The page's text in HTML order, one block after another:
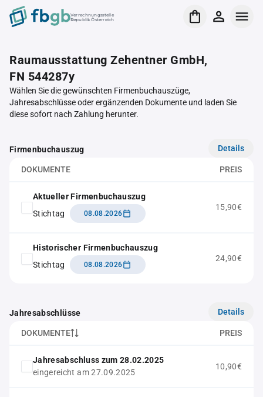
Verrechnungsstelle
Republik Österreich
Raumausstattung Zehentner GmbH,
FN 544287y
Wählen Sie die gewünschten Firmenbuchauszüge,
Jahresabschlüsse oder ergänzenden Dokumente und laden Sie
diese sofort nach Zahlung herunter.
Firmenbuchauszug Details
DOKUMENTE PREIS
Aktueller Firmenbuchauszug
Stichtag
08.08.2026
15,90€
Historischer Firmenbuchauszug
Stichtag
08.08.2026
24,90€
Jahresabschlüsse Details
DOKUMENTE PREIS
Jahresabschluss zum 28.02.2025
eingereicht am 27.09.2025
10,90€